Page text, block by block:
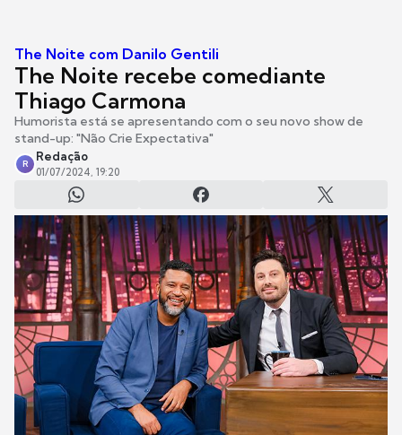
The Noite com Danilo Gentili
The Noite recebe comediante
Thiago Carmona
Humorista está se apresentando com o seu novo show de
stand-up: "Não Crie Expectativa"
R
Redação
01/07/2024, 19:20